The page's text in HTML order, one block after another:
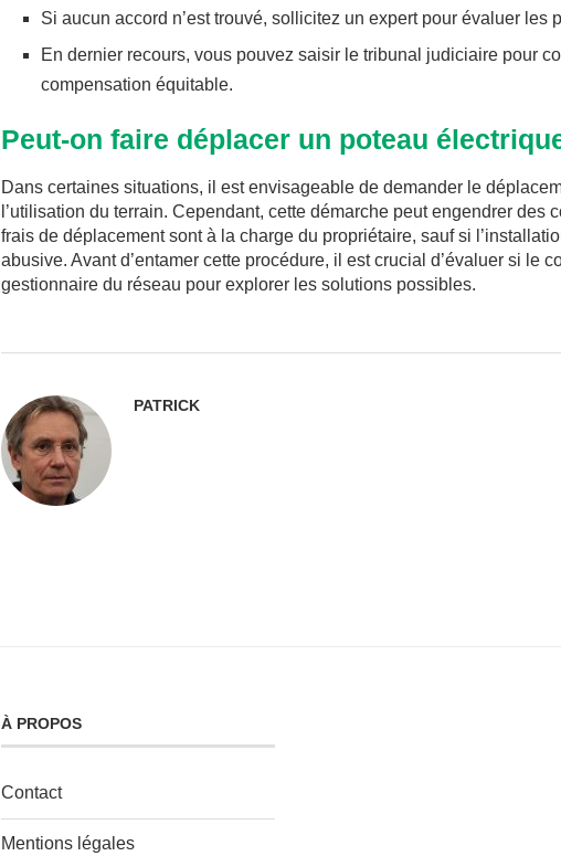
Si aucun accord n’est trouvé, sollicitez un expert pour évaluer les
En dernier recours, vous pouvez saisir le tribunal judiciaire pour
compensation équitable.
Peut-on faire déplacer un poteau
Dans certaines situations, il est envisageable de demander le
l’utilisation du terrain. Cependant, cette démarche peut engendrer des
frais de déplacement sont à la charge du propriétaire, sauf si
abusive. Avant d’entamer cette procédure, il est crucial d’évaluer si le
gestionnaire du réseau pour explorer les solutions possibles.
PATRICK
À PROPOS
Contact
Mentions légales